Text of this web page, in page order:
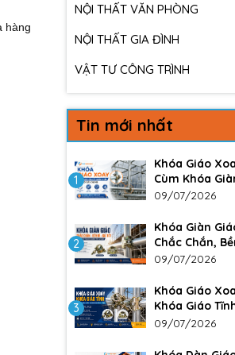
hàng
NỘI THẤT VĂN PHÒNG
NỘI THẤT GIA ĐÌNH
VẬT TƯ CÔNG TRÌNH
Tin mới nhất
1
Khóa Giáo
Cùm Khóa
Giáo – Giải
Trong Xây
09/07/2026
2
Khóa Giàn
Chắc Chắn,
Giá Tốt Cho
09/07/2026
3
Khóa Giáo
Khóa Giáo
kiện không thể
công trình lớn.
09/07/2026